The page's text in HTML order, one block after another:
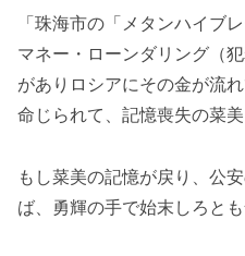
「珠海市の「メタンハイブ
マネー・ローンダリング（
がありロシアにその金が流
命じられて、記憶喪失の菜
もし菜美の記憶が戻り、公
ば、勇輝の手で始末しろと